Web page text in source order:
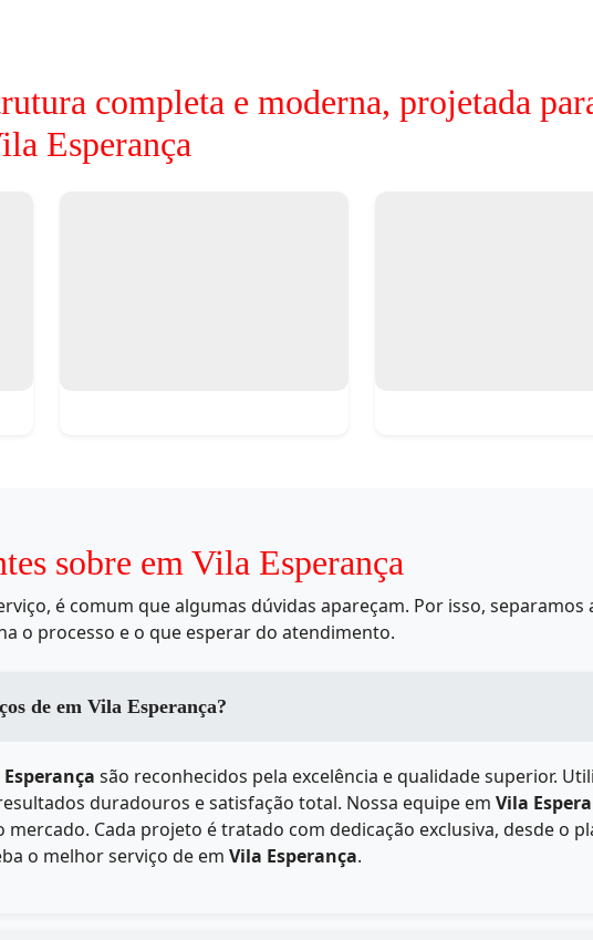
completa e moderna, projetada
Esperança
sobre em Vila Esperança
é comum que algumas dúvidas apareçam. Por isso,
o processo e o que esperar do atendimento.
Qual a qualidade dos serviços de em Vila Esperança?
são reconhecidos pela excelência e qualidade superior.
duradouros e satisfação total. Nossa equipe em Vila
mercado. Cada projeto é tratado com dedicação exclusiva, desde o
o melhor serviço de em Vila Esperança.